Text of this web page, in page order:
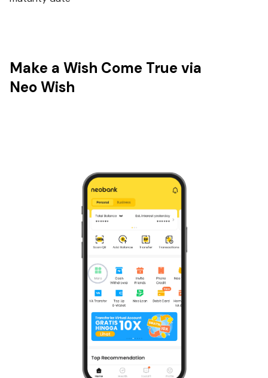
Make a Wish Come True via
Neo Wish